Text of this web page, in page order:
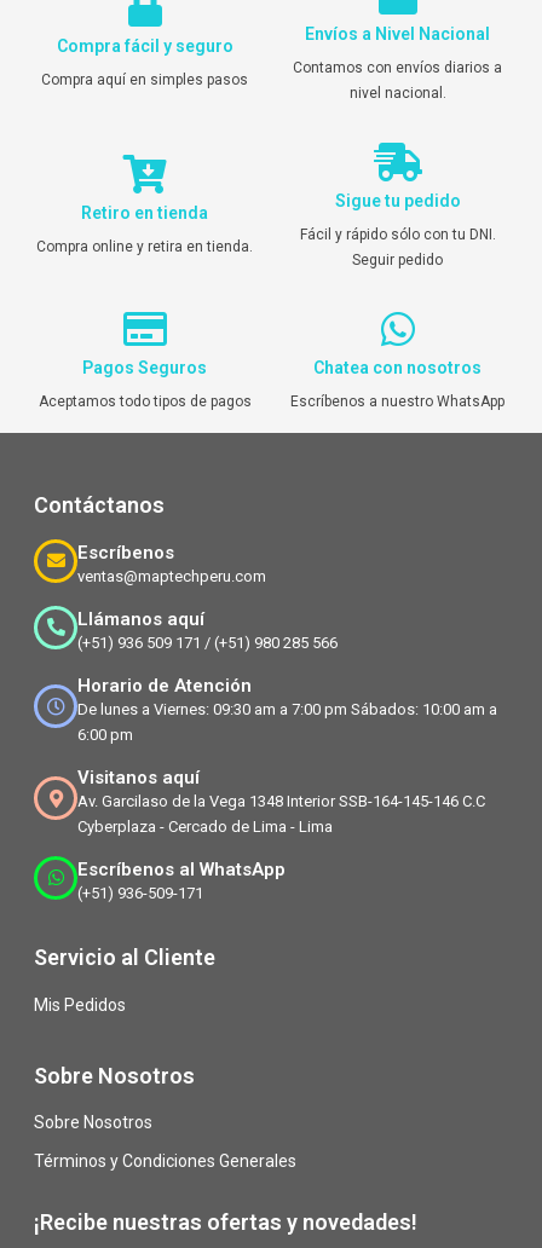
Compra fácil y seguro
Compra aquí en simples pasos
Envíos a Nivel Nacional
Contamos con envíos diarios a
nivel nacional.
Retiro en tienda
Compra online y retira en tienda.
Sigue tu pedido
Fácil y rápido sólo con tu DNI.
Seguir pedido
Pagos Seguros
Aceptamos todo tipos de pagos
Chatea con nosotros
Escríbenos a nuestro WhatsApp
Contáctanos
Escríbenos
ventas@maptechperu.com
Llámanos aquí
(+51) 936 509 171 / (+51) 980 285 566
Horario de Atención
De lunes a Viernes: 09:30 am a 7:00 pm Sábados: 10:00 am a
6:00 pm
Visitanos aquí
Av. Garcilaso de la Vega 1348 Interior SSB-164-145-146 C.C
Cyberplaza - Cercado de Lima - Lima
Escríbenos al WhatsApp
(+51) 936-509-171
Servicio al Cliente
Mis Pedidos
Sobre Nosotros
Sobre Nosotros
Términos y Condiciones Generales
¡Recibe nuestras ofertas y novedades!